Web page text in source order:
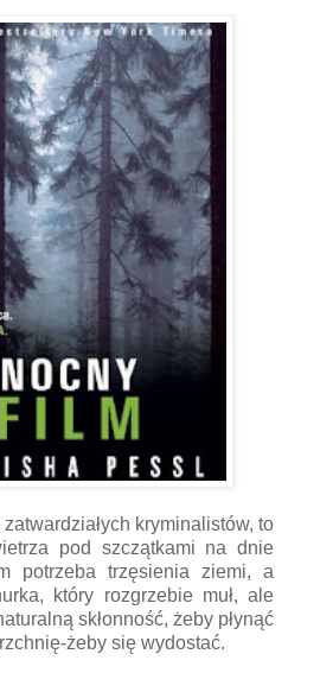
kryminalistów, to
pod szczątkami na dnie
potrzeba trzęsienia ziemi, a
który rozgrzebie muł, ale
skłonność, żeby płynąć
żeby się wydostać.